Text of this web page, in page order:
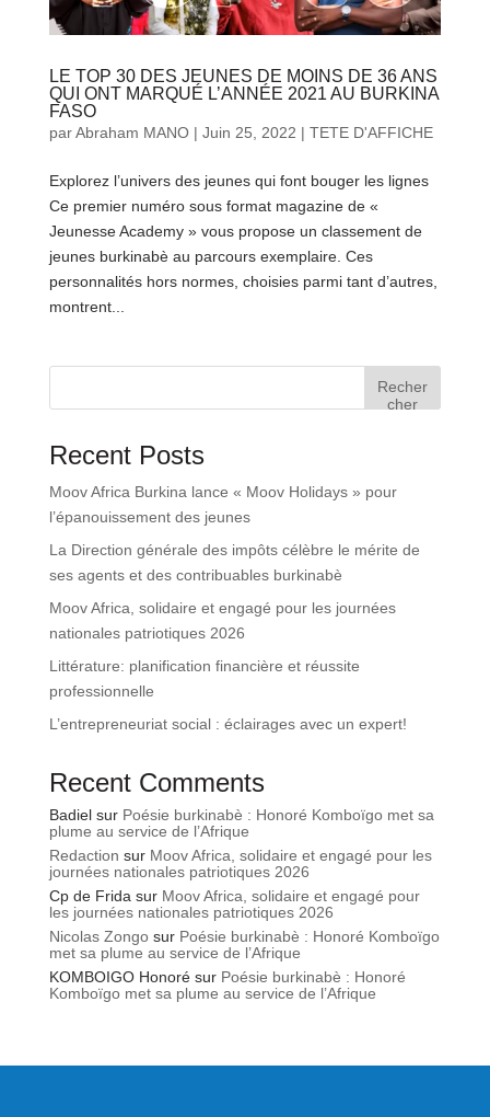
LE TOP 30 DES JEUNES DE MOINS DE 36 ANS
QUI ONT MARQUÉ L’ANNÉE 2021 AU BURKINA
FASO
parAbraham MANO| Juin 25, 2022 | TETE D'AFFICHE
Explorez l’univers des jeunes qui font bouger les lignes
Ce premier numéro sous format magazine de «
Jeunesse Academy » vous propose un classement de
jeunes burkinabè au parcours exemplaire. Ces
personnalités hors normes, choisies parmi tant d’autres,
montrent...
Recher
cher
Recent Posts
Moov Africa Burkina lance « Moov Holidays » pour
l’épanouissement des jeunes
La Direction générale des impôts célèbre le mérite de
ses agents et des contribuables burkinabè
Moov Africa, solidaire et engagé pour les journées
nationales patriotiques 2026
Littérature: planification financière et réussite
professionnelle
L’entrepreneuriat social : éclairages avec un expert!
Recent Comments
Badielsur Poésie burkinabè : Honoré Komboïgo met sa
plume au service de l’Afrique
Redaction sur Moov Africa, solidaire et engagé pour les
journées nationales patriotiques 2026
Cp de Frida sur Moov Africa, solidaire et engagé pour
les journées nationales patriotiques 2026
Nicolas Zongosur Poésie burkinabè : Honoré Komboïgo
met sa plume au service de l’Afrique
KOMBOIGO Honorésur Poésie burkinabè : Honoré
Komboïgo met sa plume au service de l’Afrique